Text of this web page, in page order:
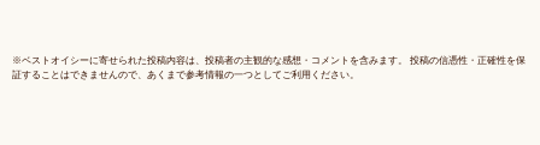
※ベストオイシーに寄せられた投稿内容は、投稿者の主観的な感想・コメントを含みます。 投稿の信憑性・正確性を保
証することはできませんので、あくまで参考情報の一つとしてご利用ください。